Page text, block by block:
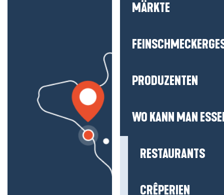
MÄRKTE
PRODUZENTEN
WO KANN MAN
RESTAURANTS
CRÊPERIEN